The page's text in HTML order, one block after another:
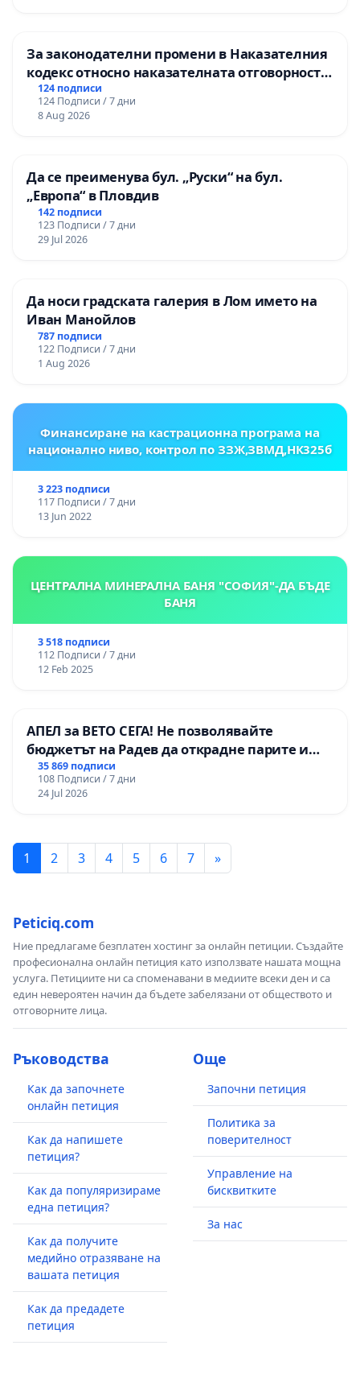
За законодателни промени в Наказателния
кодекс относно наказателната отговорност
на непълнолетните при особено тежки
умишлени престъпления
124 подписи
124 Подписи / 7 дни
8 Aug 2026
Да се преименува бул. „Руски“ на бул.
„Европа“ в Пловдив
142 подписи
123 Подписи / 7 дни
29 Jul 2026
Да носи градската галерия в Лом името на
Иван Манойлов
787 подписи
122 Подписи / 7 дни
1 Aug 2026
Финансиране на кастрационна програма на
национално ниво, контрол по ЗЗЖ,ЗВМД,НК325б
3 223 подписи
117 Подписи / 7 дни
13 Jun 2022
ЦЕНТРАЛНА МИНЕРАЛНА БАНЯ "СОФИЯ"-ДА БЪДЕ
БАНЯ
3 518 подписи
112 Подписи / 7 дни
12 Feb 2025
АПЕЛ за ВЕТО СЕГА! Не позволявайте
бюджетът на Радев да открадне парите и
правата ни в тъмното
35 869 подписи
108 Подписи / 7 дни
24 Jul 2026
1 2 3 4 5 6 7 »
Peticiq.com
Ние предлагаме безплатен хостинг за онлайн петиции. Създайте
професионална онлайн петиция като използвате нашата мощна
услуга. Петициите ни са споменавани в медиите всеки ден и са
един невероятен начин да бъдете забелязани от обществото и
отговорните лица.
Ръководства
Как да започнете
онлайн петиция
Как да напишете
петиция?
Как да популяризираме
една петиция?
Как да получите
медийно отразяване на
вашата петиция
Как да предадете
петиция
Още
Започни петиция
Политика за
поверителност
Управление на
бисквитките
За нас